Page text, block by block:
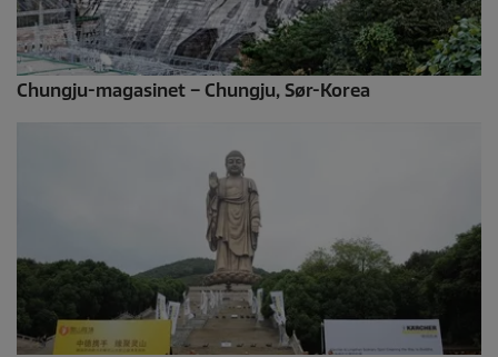
Chungju-magasinet – Chungju, Sør-Korea